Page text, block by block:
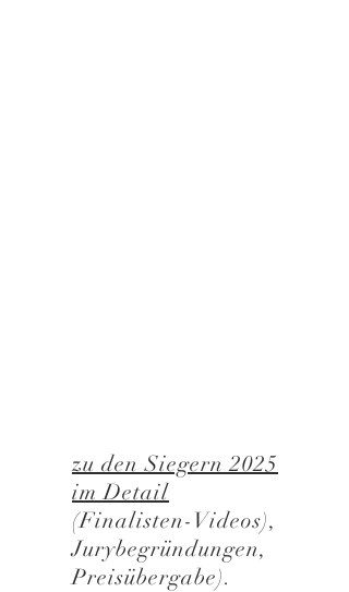
zu den Siegern 2025
im Detail
(Finalisten-Videos),
Jurybegründungen,
Preisübergabe).